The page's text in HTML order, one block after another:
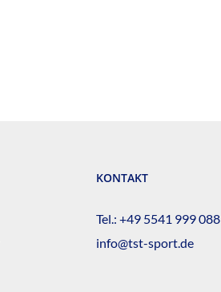
KONTAKT
Tel.: +49 5541 999 088
info@tst-sport.de